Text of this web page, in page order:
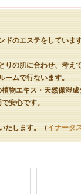
ドのエステをしていま
りの肌に合わせ、考え
ムで行ないます。
物エキス・天然保湿
安心です。
たします。（イナータ